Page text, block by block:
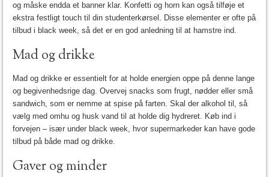
og måske endda et banner klar. Konfetti og horn kan også tilføje et
ekstra festligt touch til din studenterkørsel. Disse elementer er ofte på
tilbud i black week, så det er en god anledning til at hamstre ind.
Mad og drikke
Mad og drikke er essentielt for at holde energien oppe på denne lange
og begivenhedsrige dag. Overvej snacks som frugt, nødder eller små
sandwich, som er nemme at spise på farten. Skal der alkohol til, så
vælg med omhu og husk vand til at holde dig hydreret. Køb ind i
forvejen – især under black week, hvor supermarkeder kan have gode
tilbud på både mad og drikke.
Gaver og minder